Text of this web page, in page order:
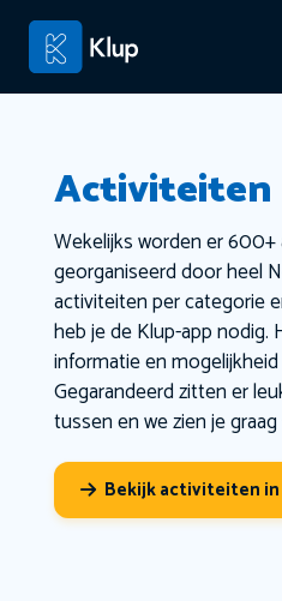
Activiteiten
Wekelijks worden er
georganiseerd door heel
activiteiten per categorie
heb je de Klup-app nodig.
informatie en
Gegarandeerd zitten er
tussen en we zien je
Bekijk activiteiten